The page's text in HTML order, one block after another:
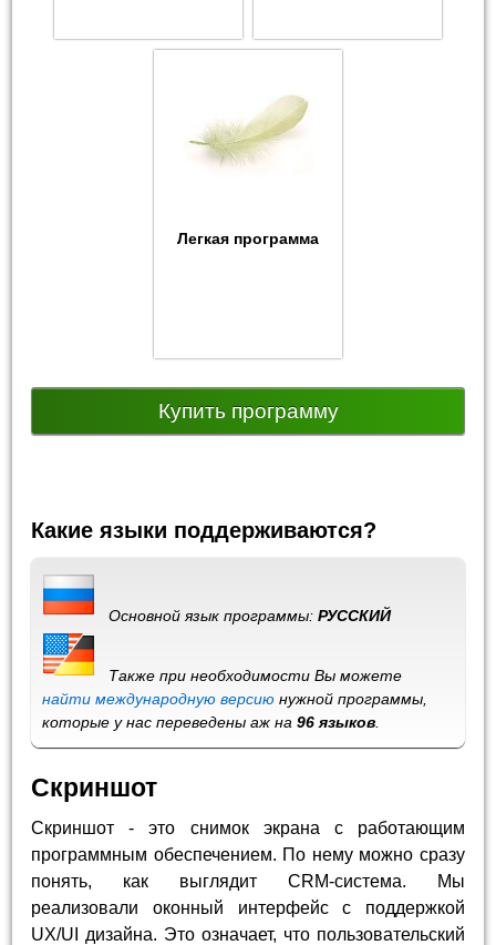
Легкая программа
Купить программу
Какие языки поддерживаются?
Основной язык программы:РУССКИЙ
Также при необходимости Вы можете
найти международную версию нужной программы,
которые у нас переведены аж на96 языков
Скриншот
Скриншот - это снимок экрана с работающим
программным обеспечением. По нему можно сразу
понять, как выглядит CRM-система. Мы
реализовали оконный интерфейс с поддержкой
UX/UI дизайна. Это означает, что пользовательский